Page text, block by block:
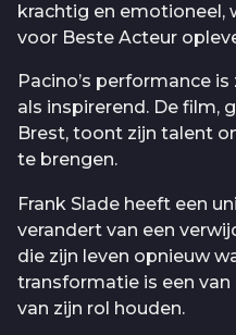
krachtig en emotioneel,
voor Beste Acteur
Pacino’s performance
als inspirerend. De film,
Brest, toont zijn talent
te brengen.
Frank Slade heeft een
verandert van een
die zijn leven opnieuw
transformatie is een
van zijn rol houden.